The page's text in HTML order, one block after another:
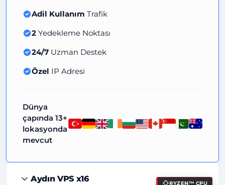
Adil Kullanım Trafik
2 Yedekleme Noktası
24/7 Uzman Destek
Özel IP Adresi
Dünya
çapında 13+
lokasyonda
mevcut
Aydın VPS x16 RYZEN™ CPU